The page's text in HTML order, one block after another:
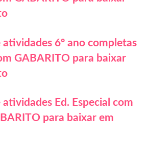
atividades 6º ano completas
GABARITO para baixar
atividades Ed. Especial com
para baixar em